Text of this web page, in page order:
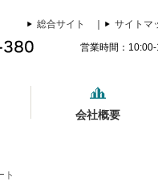
総合サイト
サイトマ
営業時間：
会社概要
ト